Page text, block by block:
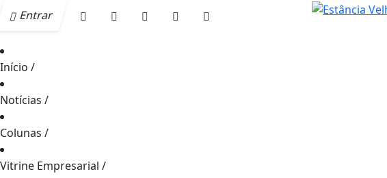
Entrar
Início /
Notícias /
Colunas /
Vitrine Empresarial /